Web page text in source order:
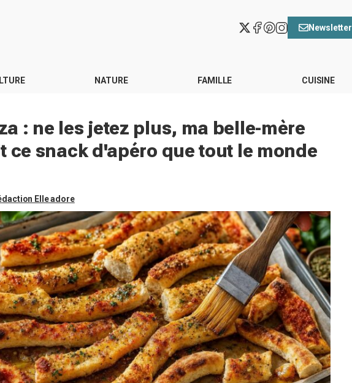
Newsletter
NATURE FAMILLE CUISINE
: ne les jetez plus, ma belle-mère
ce snack d'apéro que tout le monde
Elle adore